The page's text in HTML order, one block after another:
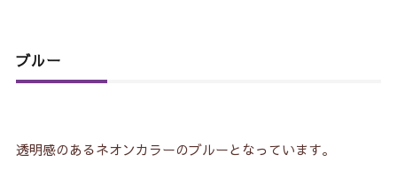
ブルー
透明感のあるネオンカラーのブルーとなっています。